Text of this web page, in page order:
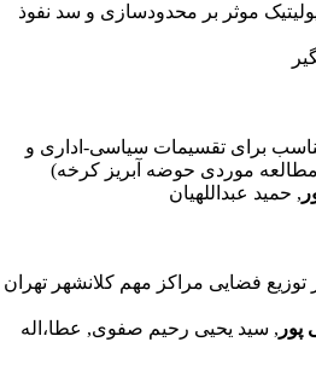
موثر بر محدودسازی و سد نفوذ
برای تقسیمات سیاسی-اداری و
موردی حوضه آبریز کرخه)
, حمید عبداللهیان
فضایی مراکز مهم کلانشهر تهران
پور , سید یحیی رحیم صفوی, عطا،اله